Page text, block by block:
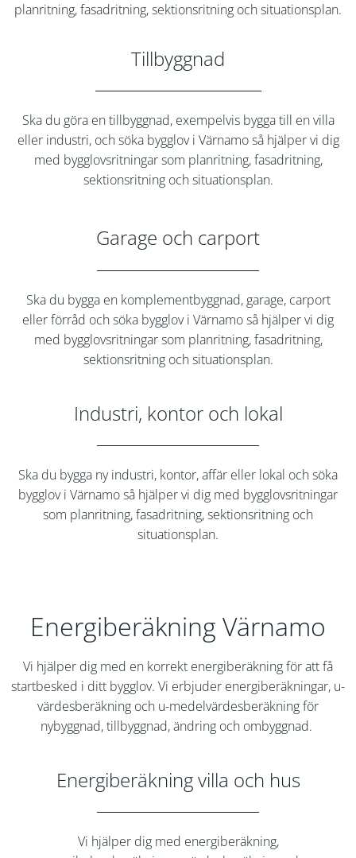
planritning, fasadritning, sektionsritning och situationsplan.
Tillbyggnad
Ska du göra en tillbyggnad, exempelvis bygga till en villa
eller industri, och söka bygglov i Värnamoså hjälper vi dig
med bygglovsritningar som planritning, fasadritning,
sektionsritning och situationsplan.
Garage och carport
Ska du bygga en komplementbyggnad, garage, carport
eller förråd och söka bygglov i Värnamoså hjälper vi dig
med bygglovsritningar som planritning, fasadritning,
sektionsritning och situationsplan.
Industri, kontor och lokal
Ska du bygga ny industri, kontor, affär eller lokal och söka
bygglov i Värnamoså hjälper vi dig med bygglovsritningar
som planritning, fasadritning, sektionsritning och
situationsplan.
Energiberäkning Värnamo
Vi hjälper dig med en korrekt energiberäkning för att få
startbesked i ditt bygglov. Vi erbjuder energiberäkningar, u-
värdesberäkning och u-medelvärdesberäkning för
nybyggnad, tillbyggnad, ändring och ombyggnad.
Energiberäkning villa och hus
Vi hjälper dig med energiberäkning,